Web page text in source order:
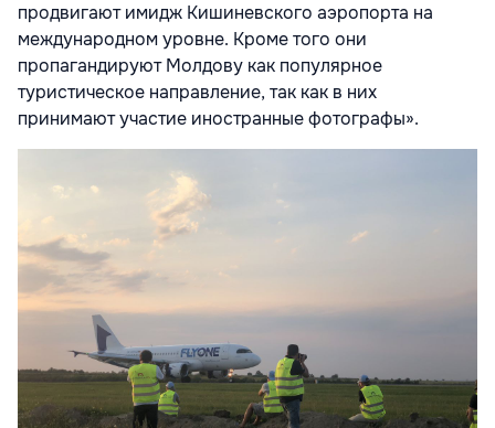
продвигают имидж Кишиневского аэропорта на
международном уровне. Кроме того они
пропагандируют Молдову как популярное
туристическое направление, так как в них
принимают участие иностранные фотографы».